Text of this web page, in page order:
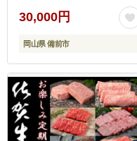
房 大粒 岡山県産 秀品 種
無し 高糖度 葡萄 ぶどう
御中元 ギフト 御礼 化粧
箱入 プレゼント 御祝 御
供 果物 くだもの フルー
ツ 】
30,000円
岡山県 備前市